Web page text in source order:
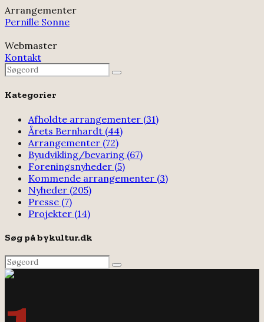
Arrangementer
Pernille Sonne
Webmaster
Kontakt
Search
for:
Search
Kategorier
Afholdte arrangementer (31)
Årets Bernhardt (44)
Arrangementer (72)
Byudvikling/bevaring (67)
Foreningsnyheder (5)
Kommende arrangementer (3)
Nyheder (205)
Presse (7)
Projekter (14)
Søg på bykultur.dk
Search
for:
Search